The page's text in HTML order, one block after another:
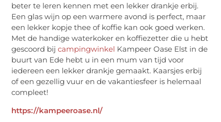
beter te leren kennen met een lekker drankje erbij.
Een glas wijn op een warmere avond is perfect, maar
een lekker kopje thee of koffie kan ook goed werken.
Met de handige waterkoker en koffiezetter die u hebt
gescoord bijcampingwinkel Kampeer Oase Elst in de
buurt van Ede hebt u in een mum van tijd voor
iedereen een lekker drankje gemaakt. Kaarsjes erbij
of een gezellig vuur en de vakantiesfeer is helemaal
compleet!
https://kampeeroase.nl/